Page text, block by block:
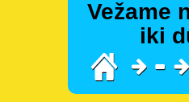
Vežame
iki